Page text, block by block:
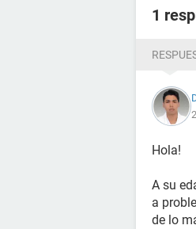
1
Hola!
A su
a
de lo